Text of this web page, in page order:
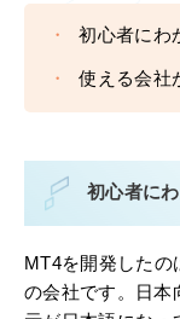
初心者にわ
使える会社
初心者に
MT4を開発したの
の会社です。日本